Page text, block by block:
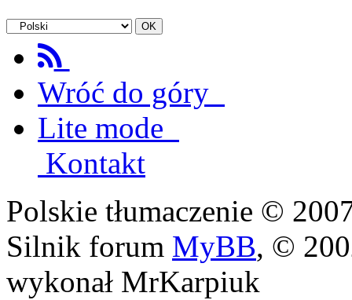
Wróć do góry
Lite mode
Kontakt
Polskie tłumaczenie ©
Silnik forum MyBB, ©
wykonał MrKarpiuk